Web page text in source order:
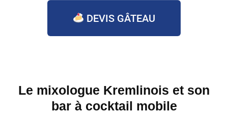
DEVIS GÂTEAU
Le mixologue Kremlinois et son
bar à cocktail mobile